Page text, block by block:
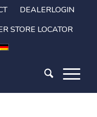
DEALERLOGIN
STORE LOCATOR